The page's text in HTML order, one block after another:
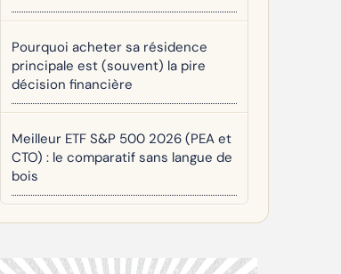
Pourquoi acheter sa résidence
principale est (souvent) la pire
décision financière
Meilleur ETF S&P 500 2026 (PEA et
CTO) : le comparatif sans langue de
bois